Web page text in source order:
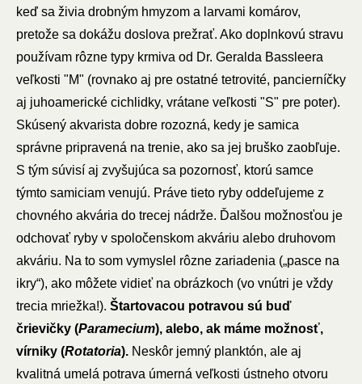
keď sa živia drobným hmyzom a larvami komárov,
pretože sa dokážu doslova prežrať. Ako doplnkovú stravu
používam rôzne typy krmiva od Dr. Geralda Bassleera
veľkosti "M" (rovnako aj pre ostatné tetrovité, pancierníčky
aj juhoamerické cichlidky, vrátane veľkosti "S" pre poter).
Skúsený akvarista dobre rozozná, kedy je samica
správne pripravená na trenie, ako sa jej bruško zaobľuje.
S tým súvisí aj zvyšujúca sa pozornosť, ktorú samce
týmto samiciam venujú. Práve tieto ryby oddeľujeme z
chovného akvária do trecej nádrže. Ďalšou možnosťou je
odchovať ryby v spoločenskom akváriu alebo druhovom
akváriu. Na to som vymyslel rôzne zariadenia („pasce na
ikry“), ako môžete vidieť na obrázkoch (vo vnútri je vždy
trecia mriežka!). Štartovacou potravou sú buď
črievičky (Paramecium), alebo, ak máme možnosť,
vírniky (Rotatoria). Neskôr jemný planktón, ale aj
kvalitná umelá potrava úmerná veľkosti ústneho otvoru